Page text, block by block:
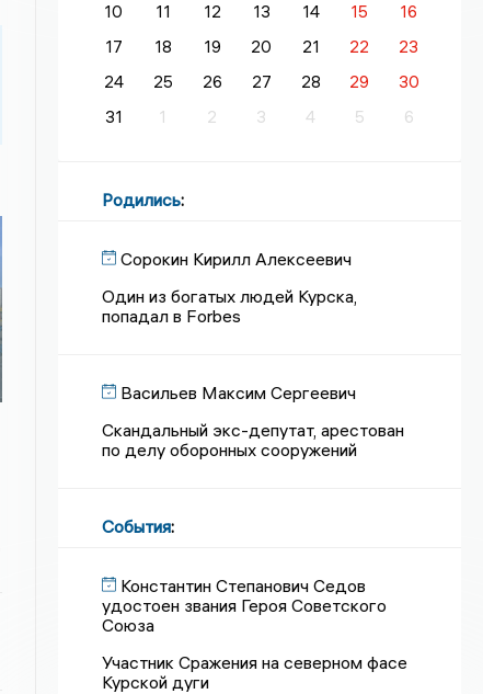
10
11 12 13 14 15
16
17
18 19 20 21 22
23
24
25 26 27 28 29
30
31
1 2 3 4 5 6
Родились:
Сорокин Кирилл Алексеевич
Один из богатых людей Курска,
попадал в Forbes
Васильев Максим Сергеевич
Скандальный экс-депутат, арестован
по делу оборонных сооружений
События:
Константин Степанович Седов
удостоен звания Героя Советского
Союза
Участник Сражения на северном фасе
Курской дуги